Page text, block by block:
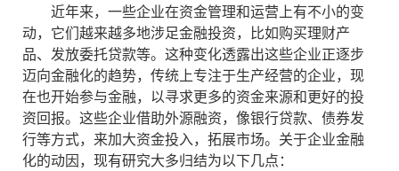
近年来，一些企业在资金管理和运营上有不小的变
动，它们越来越多地涉足金融投资，比如购买理财产
品、发放委托贷款等。这种变化透露出这些企业正逐步
迈向金融化的趋势，传统上专注于生产经营的企业，现
在也开始参与金融，以寻求更多的资金来源和更好的投
资回报。这些企业借助外源融资，像银行贷款、债券发
行等方式，来加大资金投入，拓展市场。关于企业金融
化的动因，现有研究大多归结为以下几点：